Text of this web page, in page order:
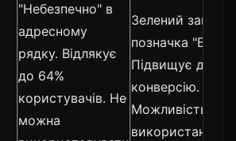
"Небезпечно" в
адресному
рядку. Відлякує
до 64%
користувачів. Не
можна
Зелений замок
позначка
Підвищує
конверсію.
Можливість
використання